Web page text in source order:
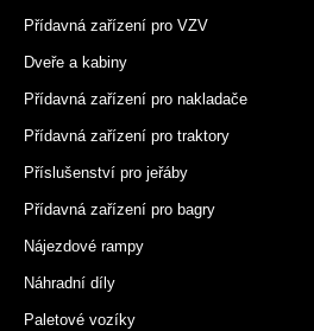
Přídavná zařízení pro VZV
Dveře a kabiny
Přídavná zařízení pro nakladače
Přídavná zařízení pro traktory
Příslušenství pro jeřáby
Přídavná zařízení pro bagry
Nájezdové rampy
Náhradní díly
Paletové vozíky